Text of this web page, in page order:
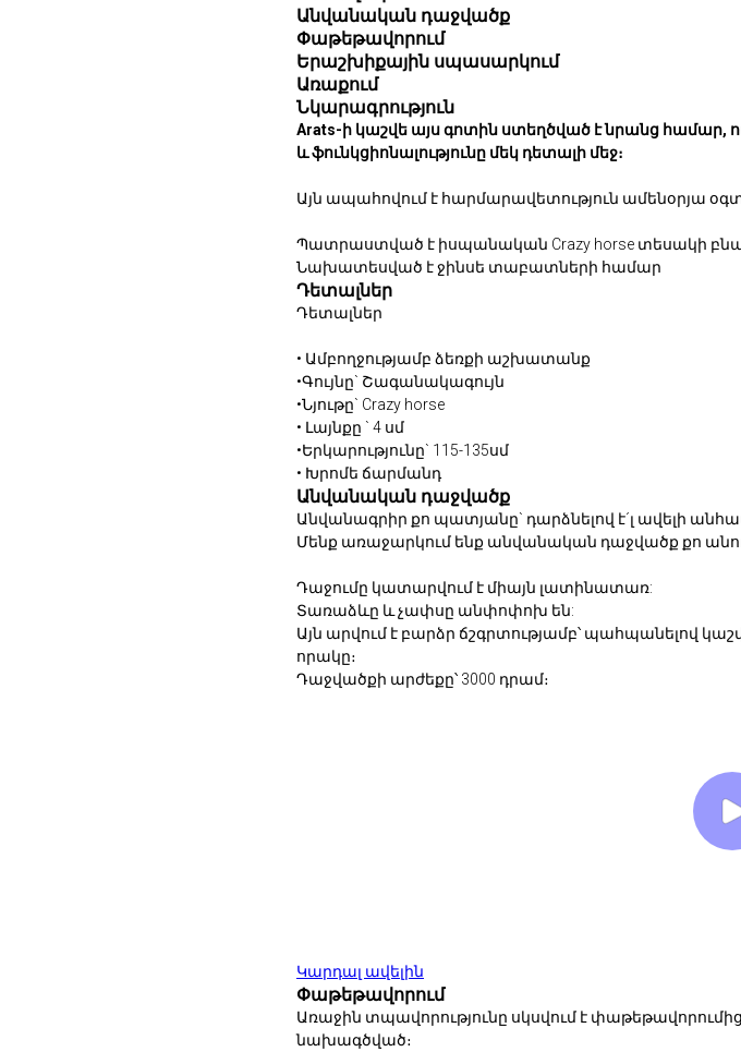
Անվանական դաջվածք
Փաթեթավորում
Երաշխիքային սպասարկում
Առաքում
Նկարագրություն
Arats-ի կաշվե այս գոտին ստեղծված է նրանց համար,
և ֆունկցիոնալությունը մեկ դետալի մեջ։
Այն ապահովում է հարմարավետություն ամենօրյա
Պատրաստված է իսպանական Crazy horse տեսակի
Նախատեսված է ջինսե տաբատների համար
Դետալներ
Դետալներ
• Ամբողջությամբ ձեռքի աշխատանք
•Գույնը` Շագանակագույն
•Նյութը` Crazy horse
• Լայնքը ` 4 սմ
•Երկարությունը` 115-135սմ
• ⁠Խրոմե ճարմանդ
Անվանական դաջվածք
Անվանագրիր քո պատյանը` դարձնելով է´լ ավելի
Մենք առաջարկում ենք անվանական դաջվածք քո
Դաջումը կատարվում է միայն լատինատառ:
Տառաձևը և չափսը անփոփոխ են:
Այն արվում է բարձր ճշգրտությամբ՝ պահպանելով
որակը։
Դաջվածքի արժեքը՝ 3000 դրամ։
Կարդալ ավելին
Փաթեթավորում
Առաջին տպավորությունը սկսվում է
նախագծված։